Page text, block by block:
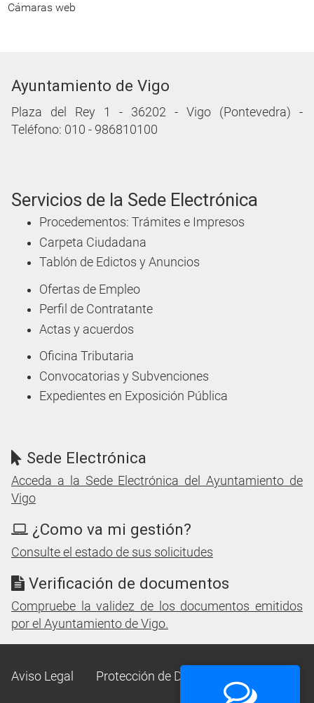
Cámaras web
Ayuntamiento de Vigo
Plaza del Rey 1 - 36202 - Vigo (Pontevedra) -
Teléfono: 010 - 986810100
Servicios de la Sede Electrónica
Procedementos: Trámites e Impresos
Carpeta Ciudadana
Tablón de Edictos y Anuncios
Ofertas de Empleo
Perfil de Contratante
Actas y acuerdos
Oficina Tributaria
Convocatorias y Subvenciones
Expedientes en Exposición Pública
Sede Electrónica
Acceda a la Sede Electrónica del Ayuntamiento de
Vigo
¿Como va mi gestión?
Consulte el estado de sus solicitudes
Verificación de documentos
Compruebe la validez de los documentos emitidos
por el Ayuntamiento de Vigo.
Aviso Legal Protección de Datos